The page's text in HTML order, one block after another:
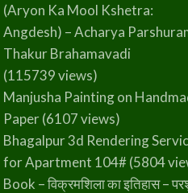
(Aryon Ka Mool Kshetra:
Angdesh) – Acharya
Thakur Brahamavadi
(115739 views)
Manjusha Painting on
Paper(6107 views)
Bhagalpur 3d Rendering
for Apartment 104#(5804
Book – विक्रमशिला का इतिहास –